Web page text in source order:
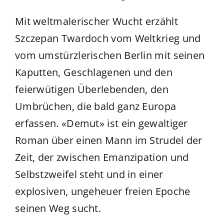
Mit weltmalerischer Wucht erzählt
Szczepan Twardoch vom Weltkrieg und
vom umstürzlerischen Berlin mit seinen
Kaputten, Geschlagenen und den
feierwütigen Überlebenden, den
Umbrüchen, die bald ganz Europa
erfassen. «Demut» ist ein gewaltiger
Roman über einen Mann im Strudel der
Zeit, der zwischen Emanzipation und
Selbstzweifel steht und in einer
explosiven, ungeheuer freien Epoche
seinen Weg sucht.